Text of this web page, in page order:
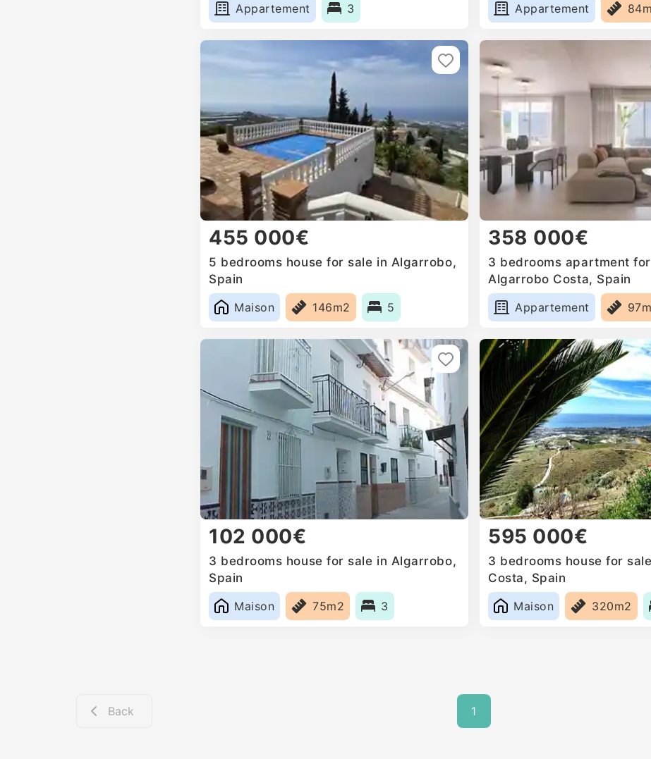
Appartement
3
Appartement
455 000€
5 bedrooms house for sale in Algarrobo,
Spain
Maison
146m2 5
358 000€
3 bedrooms apartment
Algarrobo Costa, Spain
Appartement
102 000€
3 bedrooms house for sale in Algarrobo,
Spain
Maison
75m2 3
595 000€
3 bedrooms house for
Costa, Spain
Maison
320m2
Back 1